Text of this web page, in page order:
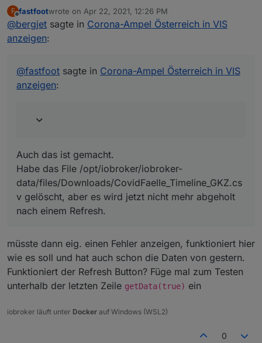
muss in der letzten Zeile auf CipherString =
Auch das ist gemacht.
data/files/Downloads/CovidFaelle_Timeline_GKZ.csv
gelöscht, aber es wird jetzt nicht mehr abgeholt nach
einem Refresh.
F
Offline
fastfootwrote on Apr 22, 2021, 12:26 PM
last edited by
@bergjet sagte in Corona-Ampel Österreich in VIS
anzeigen:
@fastfoot sagte in Corona-Ampel Österreich in VIS
anzeigen:
Auch das ist gemacht.
Habe das File /opt/iobroker/iobroker-
data/files/Downloads/CovidFaelle_Timeline_GKZ.cs
v gelöscht, aber es wird jetzt nicht mehr abgeholt
nach einem Refresh.
müsste dann eig. einen Fehler anzeigen, funktioniert hier
wie es soll und hat auch schon die Daten von gestern.
Funktioniert der Refresh Button? Füge mal zum Testen
unterhalb der letzten Zeile getData(true) ein
iobroker läuft unter Docker auf Windows (WSL2)
0